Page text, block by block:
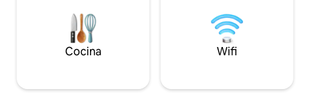
Cocina Wifi